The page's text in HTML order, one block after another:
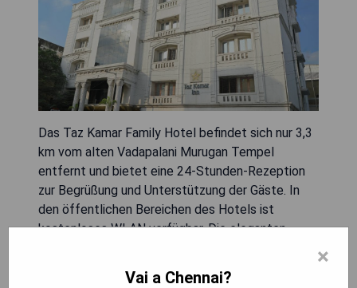
Das Taz Kamar Family Hotel befindet sich nur 3,3
km vom alten Vadapalani Murugan Tempel
entfernt und bietet eine 24-Stunden-Rezeption
zur Begrüßung und Unterstützung der Gäste. In
den öffentlichen Bereichen des Hotels ist
kostenloses WLAN verfügbar. Die eleganten,
×
Vai a Chennai?